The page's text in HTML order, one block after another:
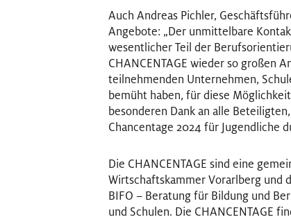
Auch Andreas Pichler,
Angebote: „Der unmittelbare
wesentlicher Teil der
CHANCENTAGE wieder so großen
teilnehmenden Unternehmen,
bemüht haben, für diese
besonderen Dank an alle
Chancentage 2024 für Jugendliche
Die CHANCENTAGE sind eine
Wirtschaftskammer Vorarlberg und
BIFO – Beratung für Bildung und
und Schulen. Die CHANCENTAGE